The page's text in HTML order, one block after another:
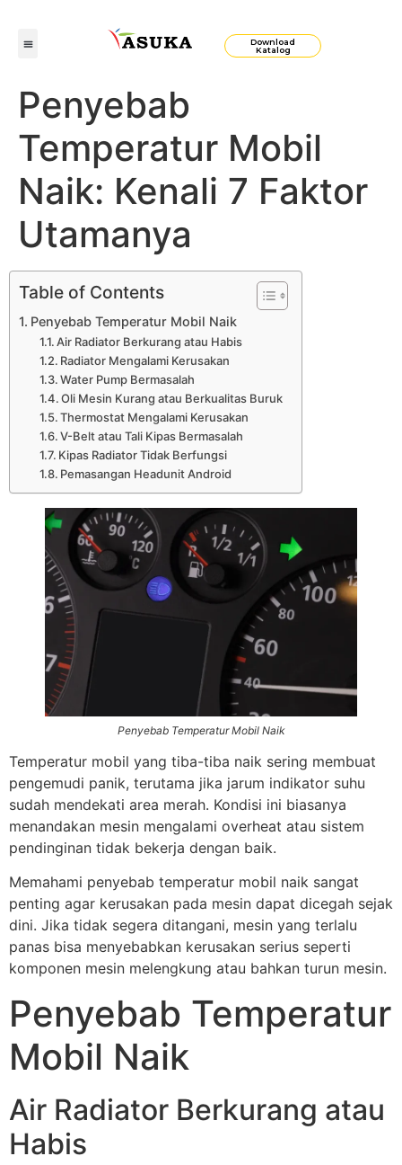
Download
Katalog
Penyebab
Temperatur Mobil
Naik: Kenali 7 Faktor
Utamanya
Table of Contents
Penyebab Temperatur Mobil Naik
Air Radiator Berkurang atau Habis
Radiator Mengalami Kerusakan
Water Pump Bermasalah
Oli Mesin Kurang atau Berkualitas Buruk
Thermostat Mengalami Kerusakan
V-Belt atau Tali Kipas Bermasalah
Kipas Radiator Tidak Berfungsi
Pemasangan Headunit Android
Penyebab Temperatur Mobil Naik
Temperatur mobil yang tiba-tiba naik sering membuat
pengemudi panik, terutama jika jarum indikator suhu
sudah mendekati area merah. Kondisi ini biasanya
menandakan mesin mengalami overheat atau sistem
pendinginan tidak bekerja dengan baik.
Memahami penyebab temperatur mobil naik sangat
penting agar kerusakan pada mesin dapat dicegah sejak
dini. Jika tidak segera ditangani, mesin yang terlalu
panas bisa menyebabkan kerusakan serius seperti
komponen mesin melengkung atau bahkan turun mesin.
Penyebab Temperatur
Mobil Naik
Air Radiator Berkurang atau
Habis